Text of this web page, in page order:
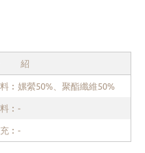
紹
︰嫘縈50%、聚酯纖維50%
︰-
︰-